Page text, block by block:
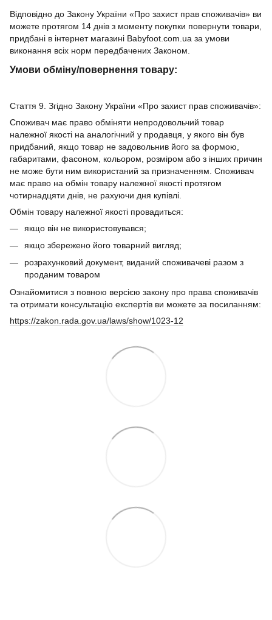
Відповідно до Закону України «Про захист прав споживачів» ви
можете протягом 14 днів з моменту покупки повернути товари,
придбані в інтернет магазині Babyfoot.com.ua за умови
виконання всіх норм передбачених Законом.
Умови обміну/повернення товару:
Стаття 9. Згідно Закону України «Про захист прав споживачів»:
Споживач має право обміняти непродовольчий товар
належної якості на аналогічний у продавця, у якого він був
придбаний, якщо товар не задовольнив його за формою,
габаритами, фасоном, кольором, розміром або з інших причин
не може бути ним використаний за призначенням. Споживач
має право на обмін товару належної якості протягом
чотирнадцяти днів, не рахуючи дня купівлі.
Обмін товару належної якості провадиться:
якщо він не використовувався;
якщо збережено його товарний вигляд;
розрахунковий документ, виданий споживачеві разом з
проданим товаром
Ознайомитися з повною версією закону про права споживачів
та отримати консультацію експертів ви можете за посиланням:
https://zakon.rada.gov.ua/laws/show/1023-12